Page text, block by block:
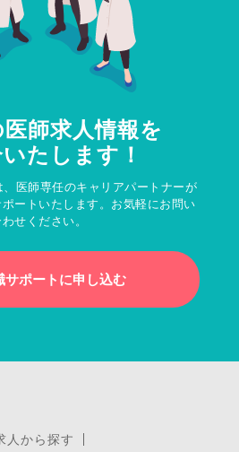
師求人情報を
たします！
医師専任のキャリアパートナーが
ートいたします。お気軽にお問い
せください。
サポートに申し込む
人から探す